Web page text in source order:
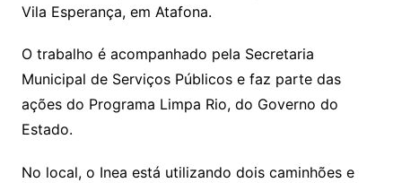
Vila Esperança, em Atafona.
O trabalho é acompanhado pela Secretaria
Municipal de Serviços Públicos e faz parte das
ações do Programa Limpa Rio, do Governo do
Estado.
No local, o Inea está utilizando dois caminhões e